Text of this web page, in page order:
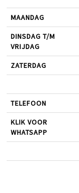
MAANDAG
DINSDAG T/M
VRIJDAG
ZATERDAG
TELEFOON
KLIK VOOR
WHATSAPP